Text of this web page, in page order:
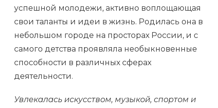
успешной молодежи, активно воплощающая
свои таланты и идеи в жизнь. Родилась она в
небольшом городе на просторах России, и с
самого детства проявляла необыкновенные
способности в различных сферах
деятельности.
Увлекалась искусством, музыкой, спортом и